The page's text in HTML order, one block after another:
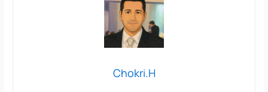
Chokri.H